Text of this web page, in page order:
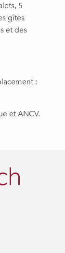
5
gîtes
et des
:
et ANCV.